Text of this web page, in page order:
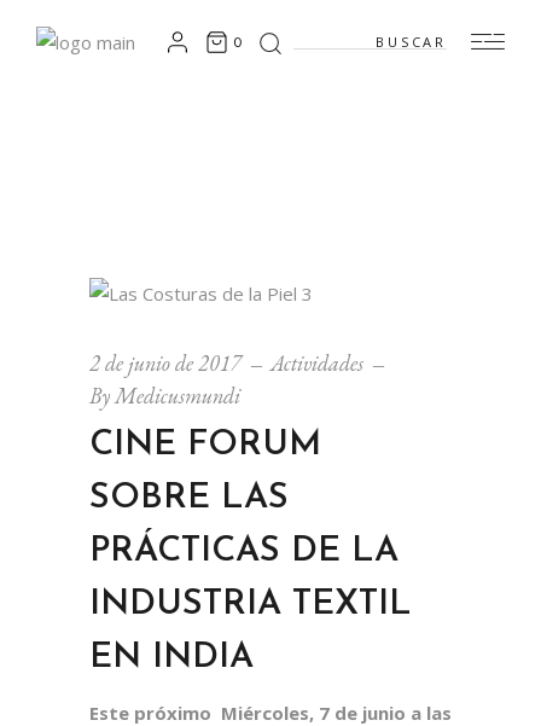
0 Search
for:
2 de junio de 2017
Actividades
ByMedicusmundi
CINE FORUM
SOBRE LAS
PRÁCTICAS DE LA
INDUSTRIA TEXTIL
EN INDIA
Este próximo Miércoles, 7 de junio a las